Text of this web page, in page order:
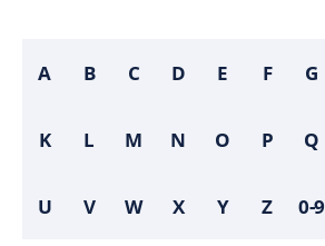
A B C D E F G
K L M N O P Q
U V W X Y Z 0-9